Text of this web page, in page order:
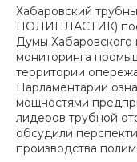
Хабаровский
ПОЛИПЛАСТИК)
Думы Хабаровского
мониторинга
территории
Парламентарии
мощностями
лидеров трубной
обсудили
производства